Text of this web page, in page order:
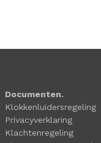
Documenten.
Klokkenluidersregeling
Privacyverklaring
Klachtenregeling